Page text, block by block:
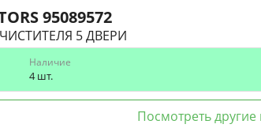
95089572
5 ДВЕРИ
Наличие
4 шт.
Посмотреть